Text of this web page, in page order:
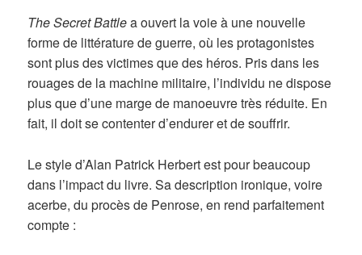
The Secret Battlea ouvert la voie à une nouvelle
forme de littérature de guerre, où les protagonistes
sont plus des victimes que des héros. Pris dans les
rouages de la machine militaire, l’individu ne dispose
plus que d’une marge de manoeuvre très réduite. En
fait, il doit se contenter d’endurer et de souffrir.
Le style d’Alan Patrick Herbert est pour beaucoup
dans l’impact du livre. Sa description ironique, voire
acerbe, du procès de Penrose, en rend parfaitement
compte :